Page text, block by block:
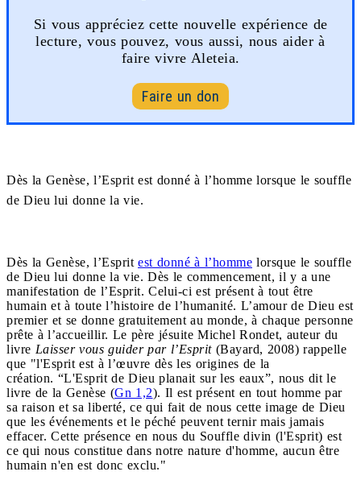
Si vous appréciez cette nouvelle expérience de
lecture, vous pouvez, vous aussi, nous aider à
faire vivre Aleteia.
Faire un don
Dès la Genèse, l’Esprit est donné à l’homme lorsque le souffle
de Dieu lui donne la vie.
Dès la Genèse, l’Esprit est donné à l’homme lorsque le souffle
de Dieu lui donne la vie. Dès le commencement, il y a une
manifestation de l’Esprit. Celui-ci est présent à tout être
humain et à toute l’histoire de l’humanité. L’amour de Dieu est
premier et se donne gratuitement au monde, à chaque personne
prête à l’accueillir. Le père jésuite Michel Rondet, auteur du
livre Laisser vous guider par l’Esprit(Bayard, 2008) rappelle
que "l'Esprit est à l’œuvre dès les origines de la
création. “L'Esprit de Dieu planait sur les eaux”, nous dit le
livre de la Genèse (Gn 1,2). Il est présent en tout homme par
sa raison et sa liberté, ce qui fait de nous cette image de Dieu
que les événements et le péché peuvent ternir mais jamais
effacer. Cette présence en nous du Souffle divin (l'Esprit) est
ce qui nous constitue dans notre nature d'homme, aucun être
humain n'en est donc exclu."